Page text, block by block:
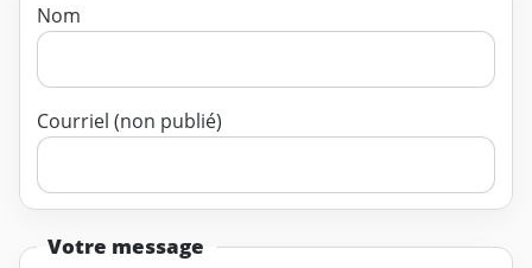
Nom
Courriel (non publié)
Votre message